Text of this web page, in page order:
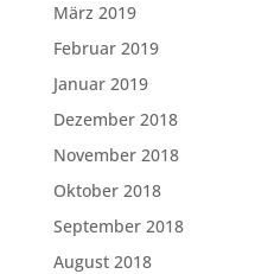
März 2019
Februar 2019
Januar 2019
Dezember 2018
November 2018
Oktober 2018
September 2018
August 2018